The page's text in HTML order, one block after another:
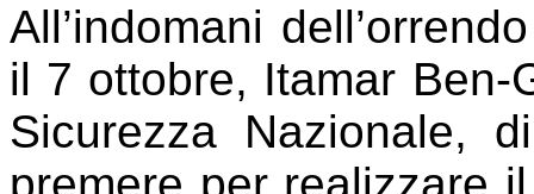
All’indomani
il 7 ottobre, Itamar Ben-
Sicurezza Nazionale,